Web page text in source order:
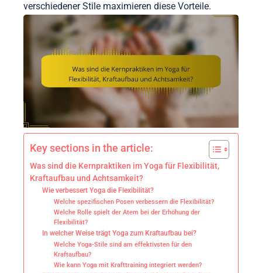
verschiedener Stile maximieren diese Vorteile.
Key sections in the article:
Was sind die Kernpraktiken im Yoga für Flexibilität,
Kraftaufbau und Achtsamkeit?
Wie verbessert Yoga die Flexibilität?
Welche spezifischen Posen verbessern die Flexibilität?
Welche Rolle spielt der Atem bei der Erhöhung der
Flexibilität?
In welcher Weise trägt Yoga zum Kraftaufbau bei?
Welche Yoga-Stile sind am effektivsten für den
Kraftaufbau?
Wie kann Yoga mit Krafttraining integriert werden?